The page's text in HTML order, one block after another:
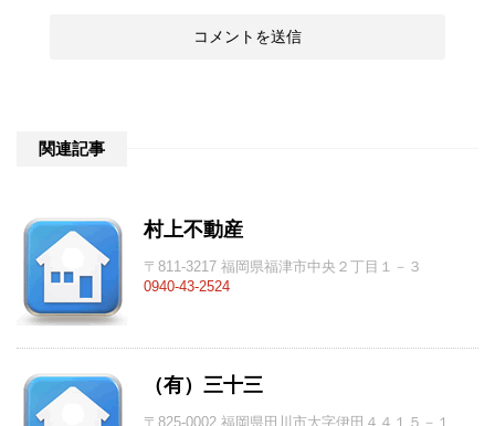
関連記事
村上不動産
〒811-3217 福岡県福津市中央２丁目１－３
0940-43-2524
（有）三十三
〒825-0002 福岡県田川市大字伊田４４１５－１